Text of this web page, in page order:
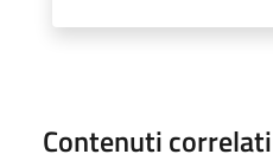
Contenuti correlati